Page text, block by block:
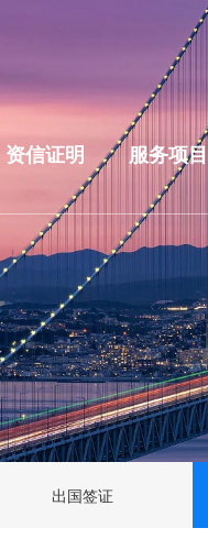
资信证明 服务项目
出国签证